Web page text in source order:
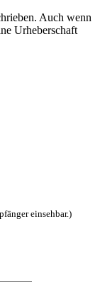
Auch wenn
Urheberschaft
einsehbar.)